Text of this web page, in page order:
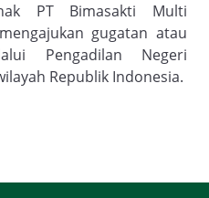
PT Bimasakti Multi
gugatan atau
Pengadilan Negeri
Republik Indonesia.